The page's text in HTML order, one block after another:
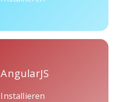
AngularJS
Installieren